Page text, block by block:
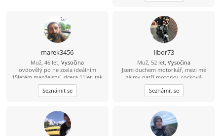
marek3456
Muž, 46 let, Vysočina
ovdovělý po ne zcela ideálním
15letém manželství, dcera 11let, tak
trochu alternativně a pronárodně
smýšlející, tj. fráze konzum a úspěch
již se mě tak úplně netýkají, přírodu
pobytu se zcela vázán necítím,
uvítám ženu trochu otevřené mysli
Seznámit se
libor73
Muž, 52 let, Vysočina
Jsem duchem motorkář, mezi mé
zájmy patří motorky, rocková
hudba, sport a příroda. Hledám
ženu z Vysočiny, která by ráda
trávila čas na vesnici.
Seznámit se